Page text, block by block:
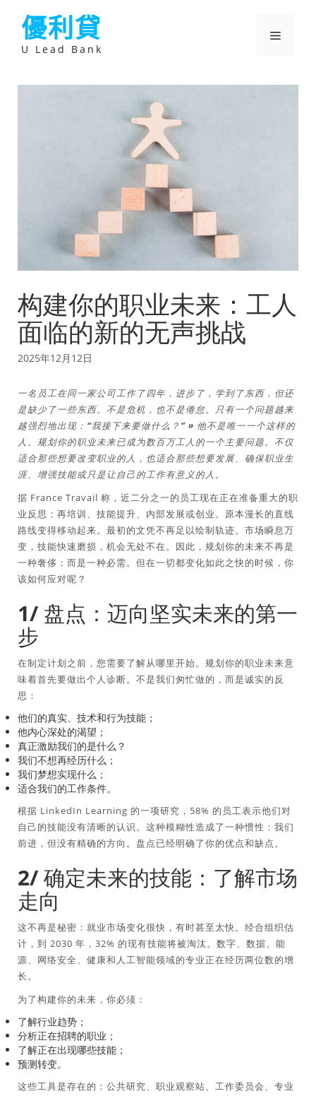
優利貸
U Lead Bank
選
构建你的职业未来：工人
面临的新的无声挑战
2025年12月12日
一名员工在同一家公司工作了四年，进步了，学到了东西，但还
是缺少了一些东西。不是危机，也不是倦怠。只有一个问题越来
越强烈地出现：“我接下来要做什么？” » 他不是唯一一个这样的
人。规划你的职业未来已成为数百万工人的一个主要问题。不仅
适合那些想要改变职业的人，也适合那些想要发展、确保职业生
涯、增强技能或只是让自己的工作有意义的人。
据 France Travail 称，近二分之一的员工现在正在准备重大的职
业反思：再培训、技能提升、内部发展或创业。原本漫长的直线
路线变得移动起来。最初的文凭不再足以绘制轨迹。市场瞬息万
变，技能快速磨损，机会无处不在。因此，规划你的未来不再是
一种奢侈：而是一种必需。但在一切都变化如此之快的时候，你
该如何应对呢？
1/ 盘点：迈向坚实未来的第一
步
在制定计划之前，您需要了解从哪里开始。规划你的职业未来意
味着首先要做出个人诊断。不是我们匆忙做的，而是诚实的反
思：
他们的真实、技术和行为技能；
他内心深处的渴望；
真正激励我们的是什么？
我们不想再经历什么；
我们梦想实现什么；
适合我们的工作条件。
根据 LinkedIn Learning 的一项研究，58% 的员工表示他们对
自己的技能没有清晰的认识。这种模糊性造成了一种惯性：我们
前进，但没有精确的方向。盘点已经明确了你的优点和缺点。
2/ 确定未来的技能：了解市场
走向
这不再是秘密：就业市场变化很快，有时甚至太快。经合组织估
计，到 2030 年，32% 的现有技能将被淘汰。数字、数据、能
源、网络安全、健康和人工智能领域的专业正在经历两位数的增
长。
为了构建你的未来，你必须：
了解行业趋势；
分析正在招聘的职业；
了解正在出现哪些技能；
预测转变。
这些工具是存在的：公共研究、职业观察站、工作委员会、专业